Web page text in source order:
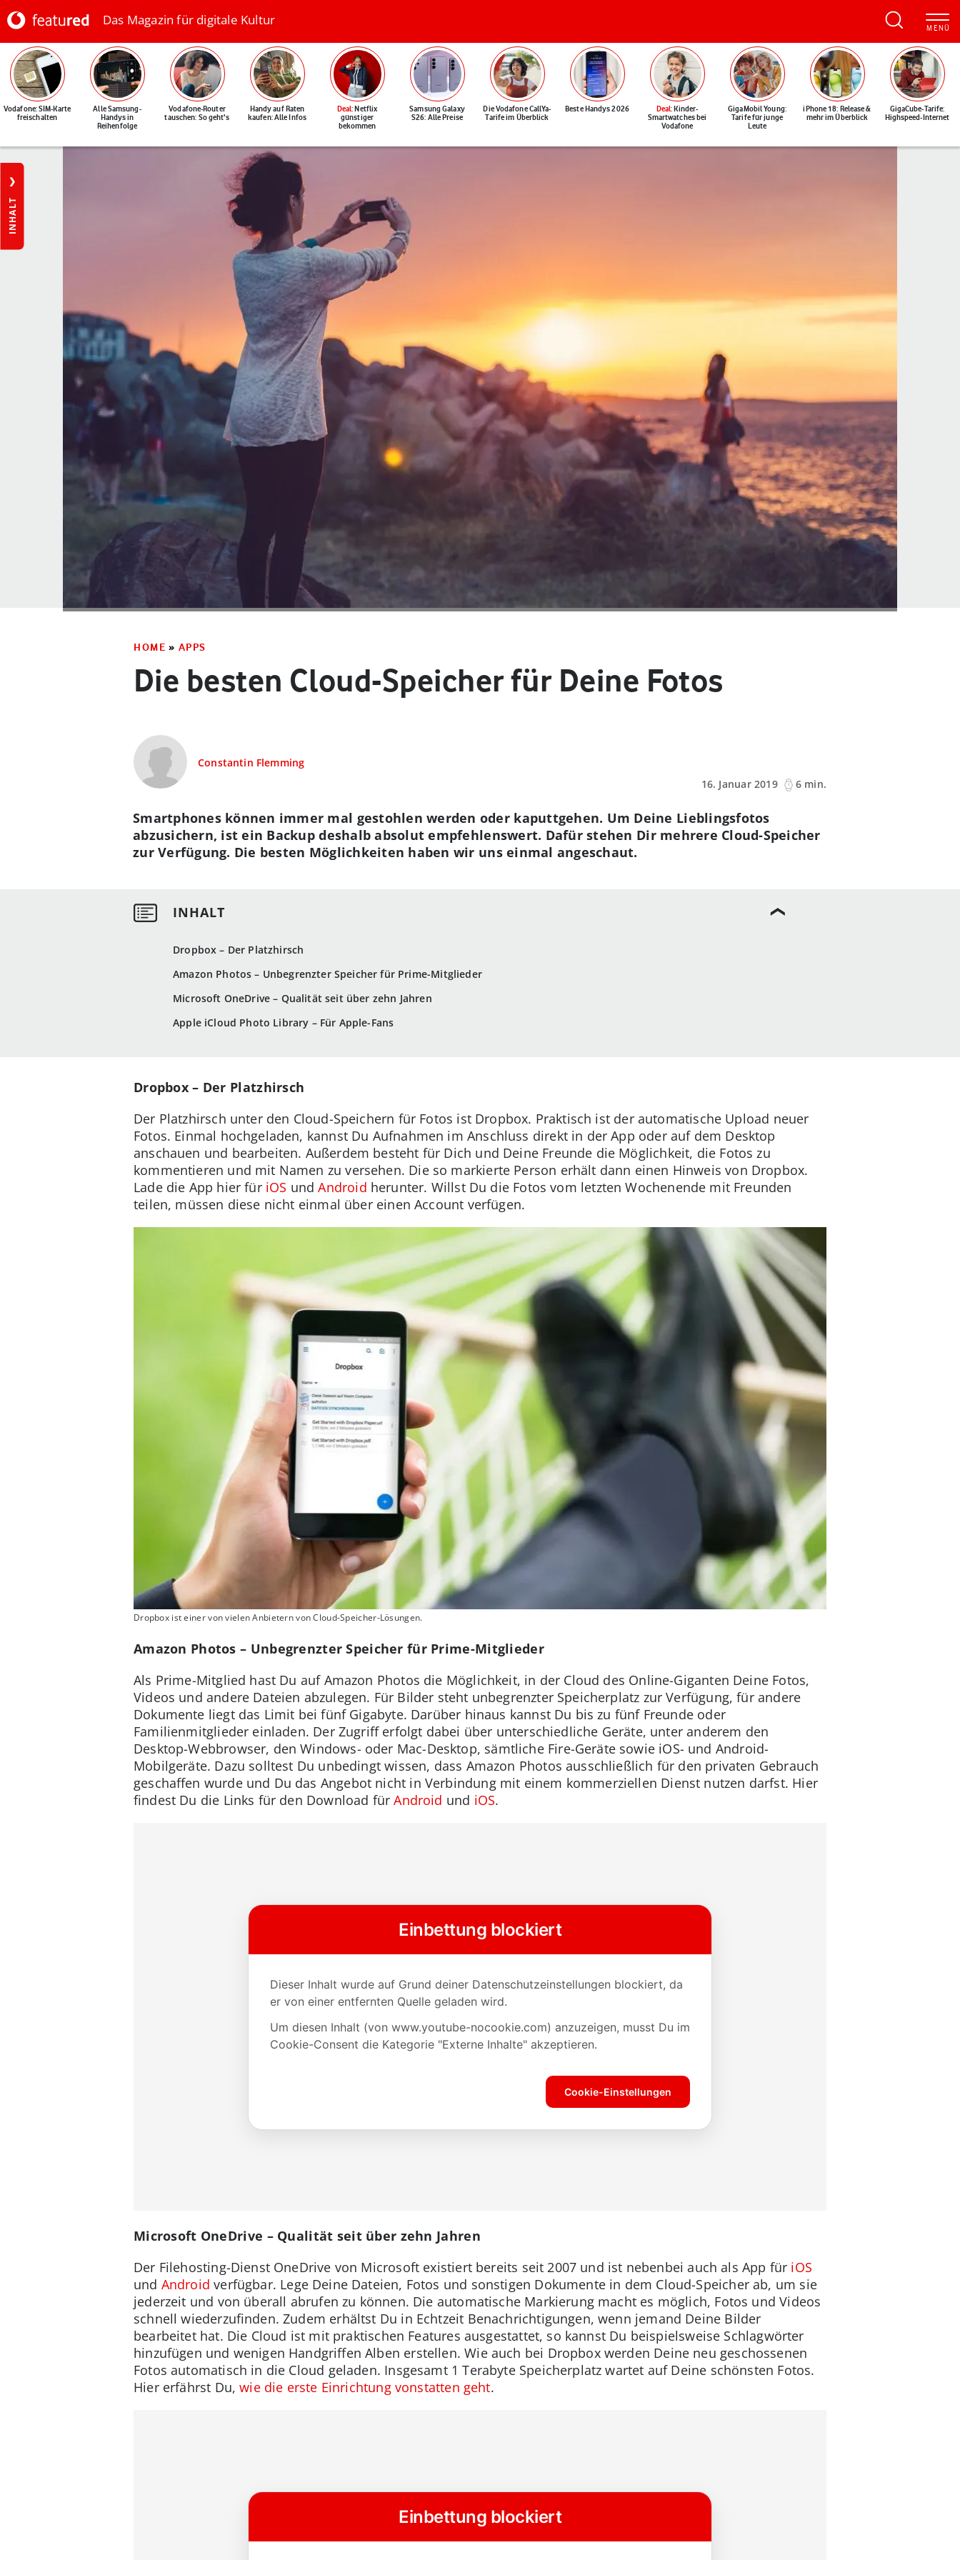
Das Magazin für digitale Kultur
Vodafone: SIM-Karte
freischalten
Alle Samsung-
Handys in
Reihenfolge
Vodafone-Router
tauschen: So geht's
Handy auf Raten
kaufen: Alle Infos
Deal: Netflix
günstiger
bekommen
Samsung Galaxy
S26: Alle Preise
Die Vodafone CallYa-
Tarife im Überblick
Beste Handys 2026 Deal: Kinder-
Smartwatches bei
Vodafone
GigaMobil Young:
Tarife für junge
Leute
iPhone 18: Release &
mehr im Überblick
GigaCube-Tarife:
Highspeed-Internet
INHALT
HOME » APPS
Die besten Cloud-Speicher für Deine Fotos
Constantin Flemming
16. Januar 2019
6 min.
Dropbox – Der Platzhirsch
Amazon Photos – Unbegrenzter Speicher für Prime-Mitglieder
Microsoft OneDrive – Qualität seit über zehn Jahren
Apple iCloud Photo Library – Für Apple-Fans
Smartphones können immer mal gestohlen werden oder kaputtgehen. Um Deine Lieblingsfotos
abzusichern, ist ein Backup deshalb absolut empfehlenswert. Dafür stehen Dir mehrere Cloud-Speicher
zur Verfügung. Die besten Möglichkeiten haben wir uns einmal angeschaut.
Dropbox – Der Platzhirsch
Der Platzhirsch unter den Cloud-Speichern für Fotos ist Dropbox. Praktisch ist der automatische Upload neuer
Fotos. Einmal hochgeladen, kannst Du Aufnahmen im Anschluss direkt in der App oder auf dem Desktop
anschauen und bearbeiten. Außerdem besteht für Dich und Deine Freunde die Möglichkeit, die Fotos zu
kommentieren und mit Namen zu versehen. Die so markierte Person erhält dann einen Hinweis von Dropbox.
Lade die App hier für iOS undAndroid herunter. Willst Du die Fotos vom letzten Wochenende mit Freunden
teilen, müssen diese nicht einmal über einen Account verfügen.
Dropbox ist einer von vielen Anbietern von Cloud-Speicher-Lösungen.
Amazon Photos – Unbegrenzter Speicher für Prime-Mitglieder
Als Prime-Mitglied hast Du auf Amazon Photos die Möglichkeit, in der Cloud des Online-Giganten Deine Fotos,
Videos und andere Dateien abzulegen. Für Bilder steht unbegrenzter Speicherplatz zur Verfügung, für andere
Dokumente liegt das Limit bei fünf Gigabyte. Darüber hinaus kannst Du bis zu fünf Freunde oder
Familienmitglieder einladen. Der Zugriff erfolgt dabei über unterschiedliche Geräte, unter anderem den
Desktop-Webbrowser, den Windows- oder Mac-Desktop, sämtliche Fire-Geräte sowie iOS- und Android-
Mobilgeräte. Dazu solltest Du unbedingt wissen, dass Amazon Photos ausschließlich für den privaten Gebrauch
geschaffen wurde und Du das Angebot nicht in Verbindung mit einem kommerziellen Dienst nutzen darfst. Hier
findest Du die Links für den Download fürAndroid und iOS.
Microsoft OneDrive – Qualität seit über zehn Jahren
Der Filehosting-Dienst OneDrive von Microsoft existiert bereits seit 2007 und ist nebenbei auch als App für iOS
und Android verfügbar. Lege Deine Dateien, Fotos und sonstigen Dokumente in dem Cloud-Speicher ab, um sie
jederzeit und von überall abrufen zu können. Die automatische Markierung macht es möglich, Fotos und Videos
schnell wiederzufinden. Zudem erhältst Du in Echtzeit Benachrichtigungen, wenn jemand Deine Bilder
bearbeitet hat. Die Cloud ist mit praktischen Features ausgestattet, so kannst Du beispielsweise Schlagwörter
hinzufügen und wenigen Handgriffen Alben erstellen. Wie auch bei Dropbox werden Deine neu geschossenen
Fotos automatisch in die Cloud geladen. Insgesamt 1 Terabyte Speicherplatz wartet auf Deine schönsten Fotos.
Hier erfährst Du,wie die erste Einrichtung vonstatten geht.